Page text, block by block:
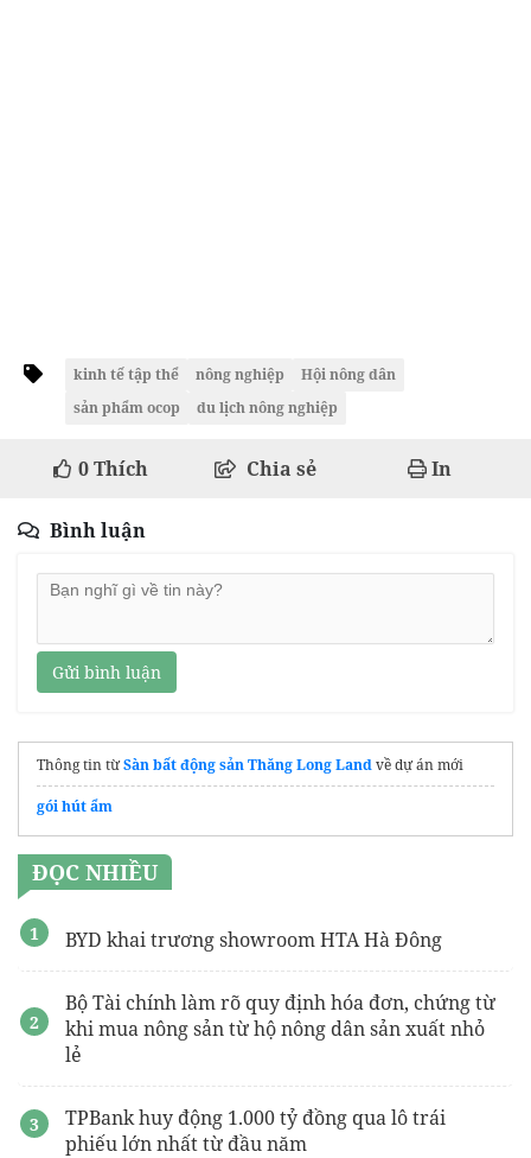
kinh tế tập thể nông nghiệp
Hội nông dân
sản phẩm ocop
du lịch nông nghiệp
0Thích Chia sẻ In
Bình luận
Gửi bình luận
Thông tin từSàn bất động sản Thăng Long Landvề dự án mới
gói hút ẩm
ĐỌC NHIỀU
BYD khai trương showroom HTA Hà Đông
Bộ Tài chính làm rõ quy định hóa đơn, chứng từ
khi mua nông sản từ hộ nông dân sản xuất nhỏ
lẻ
TPBank huy động 1.000 tỷ đồng qua lô trái
phiếu lớn nhất từ đầu năm